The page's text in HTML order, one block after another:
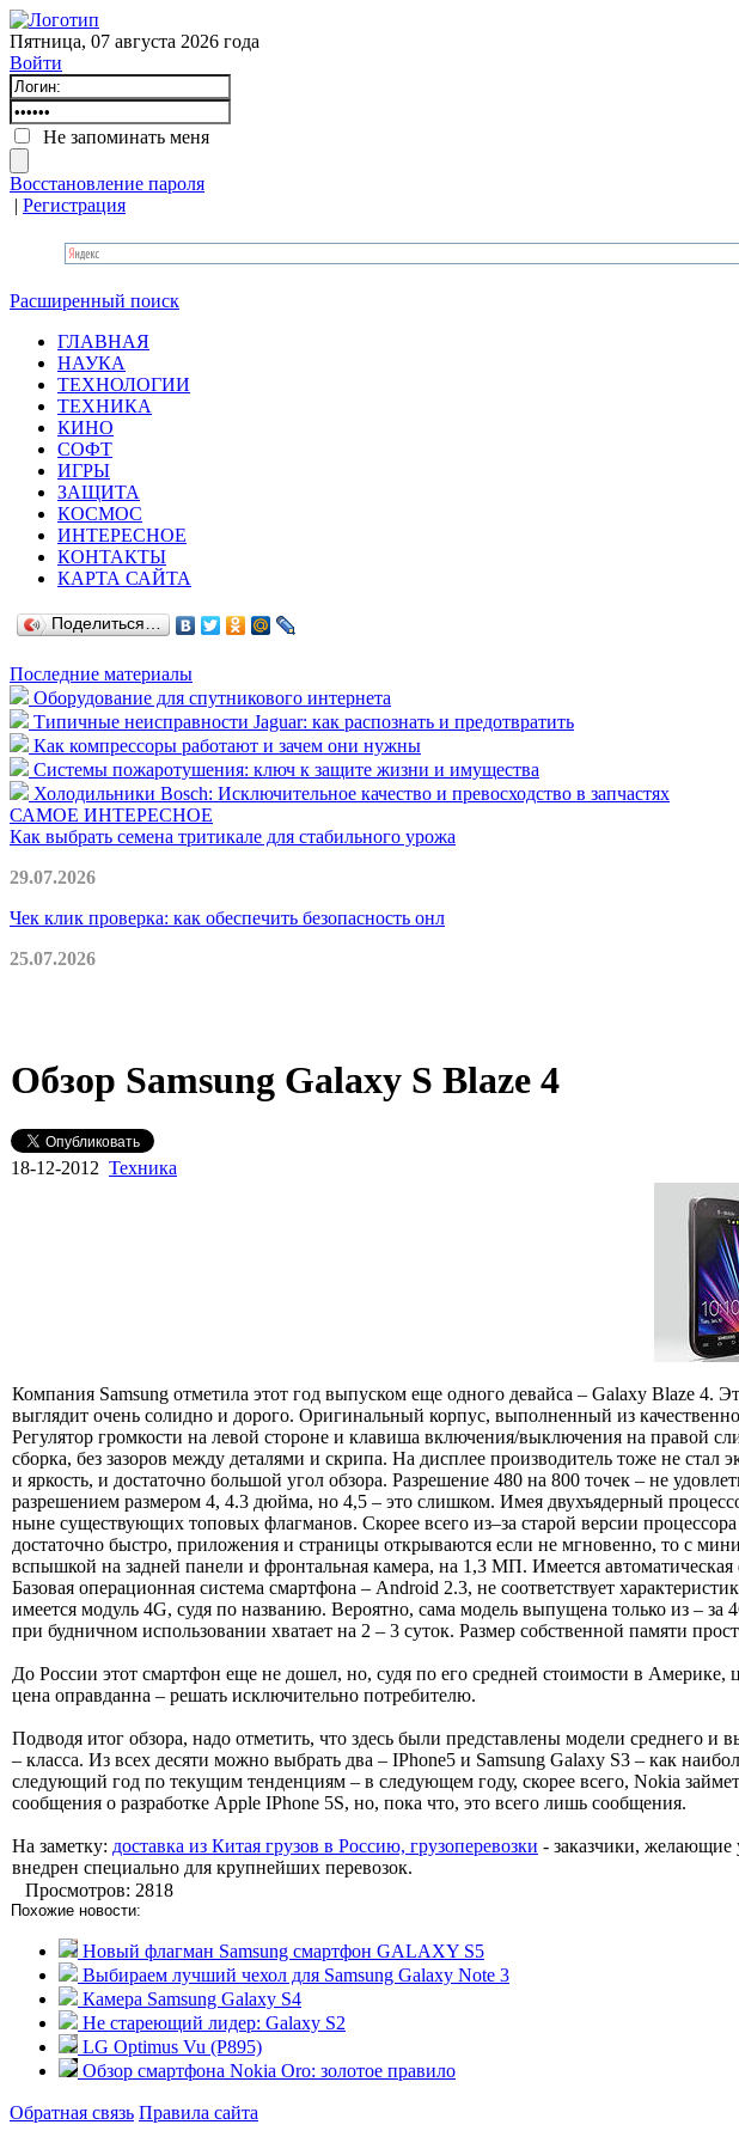
Пятница, 07 августа 2026 года
Войти
Не запоминать меня
Восстановление пароля
| Регистрация
Расширенный поиск
ГЛАВНАЯ
НАУКА
ТЕХНОЛОГИИ
ТЕХНИКА
КИНО
СОФТ
ИГРЫ
ЗАЩИТА
КОСМОС
ИНТЕРЕСНОЕ
КОНТАКТЫ
КАРТА САЙТА
Поделиться…
Последние материалы
Оборудование для спутникового интернета
Типичные неисправности Jaguar: как распознать и предотвратить
Как компрессоры работают и зачем они нужны
Системы пожаротушения: ключ к защите жизни и имущества
Холодильники Bosch: Исключительное качество и превосходство в запчастях
САМОЕ ИНТЕРЕСНОЕ
Как выбрать семена тритикале для стабильного урожа
29.07.2026
Чек клик проверка: как обеспечить безопасность онл
25.07.2026
Обзор Samsung Galaxy S Blaze 4
18-12-2012 Техника
Компания Samsung отметила этот год выпуском еще одного девайса – Galaxy Blaze 4.
выглядит очень солидно и дорого. Оригинальный корпус, выполненный из
Регулятор громкости на левой стороне и клавиша включения/выключения на правой
сборка, без зазоров между деталями и скрипа. На дисплее производитель тоже не
и яркость, и достаточно большой угол обзора. Разрешение 480 на 800 точек – не
разрешением размером 4, 4.3 дюйма, но 4,5 – это слишком. Имея двухъядерный
ныне существующих топовых флагманов. Скорее всего из–за старой версии
достаточно быстро, приложения и страницы открываются если не мгновенно, то с
вспышкой на задней панели и фронтальная камера, на 1,3 МП. Имеется
Базовая операционная система смартфона – Android 2.3, не соответствует
имеется модуль 4G, судя по названию. Вероятно, сама модель выпущена только из –
при будничном использовании хватает на 2 – 3 суток. Размер собственной памяти
До России этот смартфон еще не дошел, но, судя по его средней стоимости в Америке,
цена оправданна – решать исключительно потребителю.
Подводя итог обзора, надо отметить, что здесь были представлены модели среднего
– класса. Из всех десяти можно выбрать два – IPhone5 и Samsung Galaxy S3 – как
следующий год по текущим тенденциям – в следующем году, скорее всего, Nokia
сообщения о разработке Apple IPhone 5S, но, пока что, это всего лишь сообщения.
На заметку: доставка из Китая грузов в Россию, грузоперевозки - заказчики, желающие
внедрен специально для крупнейших перевозок.
Просмотров: 2818
Похожие новости:
Новый флагман Samsung смартфон GALAXY S5
Выбираем лучший чехол для Samsung Galaxy Note 3
Камера Samsung Galaxy S4
Не стареющий лидер: Galaxy S2
LG Optimus Vu (P895)
Обзор смартфона Nokia Oro: золотое правило
Обратная связь Правила сайта